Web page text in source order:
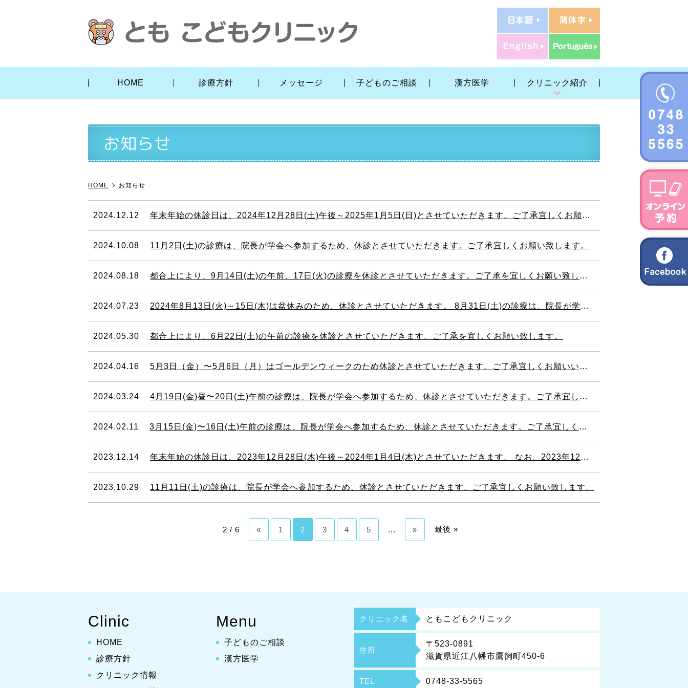
HOME 診療方針 メッセージ 子どものご相談 漢方医学 クリニック紹介
お知らせ
HOME お知らせ
2024.12.12 年末年始の休診日は、2024年12月28日(土)午後～2025年1月5日(日)とさせていただきます。ご了承宜しくお願いします。
2024.10.08 11月2日(土)の診療は、院長が学会へ参加するため、休診とさせていただきます。ご了承宜しくお願い致します。
2024.08.18 都合上により、9月14日(土)の午前、17日(火)の診療を休診とさせていただきます。ご了承を宜しくお願い致します。
2024.07.23 2024年8月13日(火)～15日(木)は盆休みのため、休診とさせていただきます。 8月31日(土)の診療は、院長が学会へ参加するため、休診とさせていただきます。 ご了承宜しくお願いします。
2024.05.30 都合上により、6月22日(土)の午前の診療を休診とさせていただきます。ご了承を宜しくお願い致します。
2024.04.16 5月3日（金）〜5月6日（月）はゴールデンウィークのため休診とさせていただきます。ご了承宜しくお願いいたします。
2024.03.24 4月19日(金)昼〜20日(土)午前の診療は、院長が学会へ参加するため、休診とさせていただきます。ご了承宜しくお願い致します。
2024.02.11 3月15日(金)〜16日(土)午前の診療は、院長が学会へ参加するため、休診とさせていただきます。ご了承宜しくお願い致します。
2023.12.14 年末年始の休診日は、2023年12月28日(木)午後～2024年1月4日(木)とさせていただきます。 なお、2023年12月28日(木)午前まで、通常通りに診療させていただきます。ご了承宜しくお願いします。
2023.10.29 11月11日(土)の診療は、院長が学会へ参加するため、休診とさせていただきます。ご了承宜しくお願い致します。
2 / 6 « 1 2 3 4 5 ... » 最後 »
Clinic
HOME
診療方針
クリニック情報
Menu
子どものご相談
漢方医学
クリニック名 ともこどもクリニック
住所
〒523-0891
滋賀県近江八幡市鷹飼町450-6
TEL 0748-33-5565